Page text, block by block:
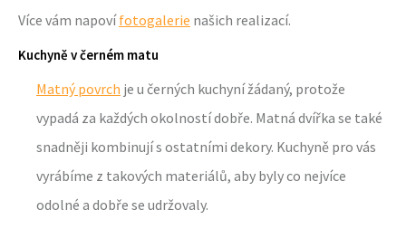
Více vám napovífotogalerie našich realizací.
Kuchyně v černém matu
Matný povrch je u černých kuchyní žádaný, protože
vypadá za každých okolností dobře. Matná dvířka se také
snadněji kombinují s ostatními dekory. Kuchyně pro vás
vyrábíme z takových materiálů, aby byly co nejvíce
odolné a dobře se udržovaly.